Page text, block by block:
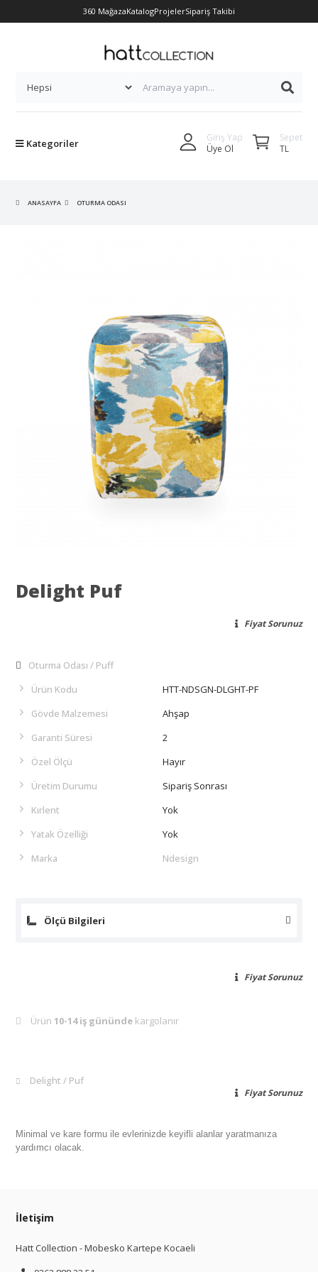
360 MağazaKatalogProjelerSipariş Takibi
Kategoriler
Giriş Yap
Üye Ol
Sepet
TL
ANASAYFA OTURMA ODASI
Delight Puf
Fiyat Sorunuz
Oturma Odası
Puff
Ürün Kodu
HTT-NDSGN-DLGHT-PF
Gövde Malzemesi
Ahşap
Garanti Süresi
2
Özel Ölçü
Hayır
Üretim Durumu
Sipariş Sonrası
Kırlent
Yok
Yatak Özelliği
Yok
Marka
Ndesign
Ölçü Bilgileri
Fiyat Sorunuz
Ürün10-14 iş gününde kargolanır
Delight Puf
Fiyat Sorunuz
Minimal ve kare formu ile evlerinizde keyifli alanlar yaratmanıza
yardımcı olacak.
İletişim
Hatt Collection - Mobesko Kartepe Kocaeli